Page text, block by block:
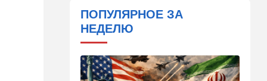
Почему Израиль до сих пор
не решил проблему пробок,
21:56 Ближний Восток
ПОПУЛЯРНОЕ ЗА
НЕДЕЛЮ